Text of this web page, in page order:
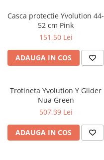
Casca protectie Yvolution 44-
52 cm Pink
151,50 Lei
ADAUGA IN COS
Trotineta Yvolution Y Glider
Nua Green
507,39 Lei
ADAUGA IN COS